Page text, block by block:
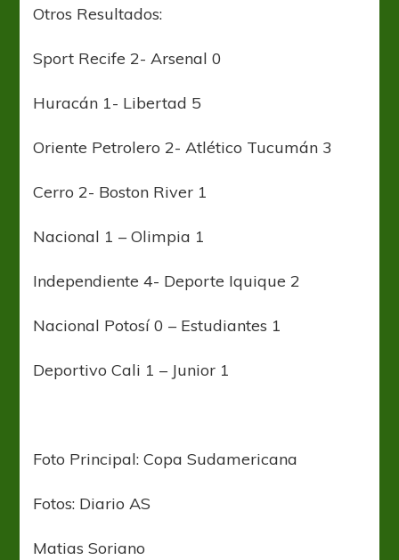
Otros Resultados:
Sport Recife 2- Arsenal 0
Huracán 1- Libertad 5
Oriente Petrolero 2- Atlético Tucumán 3
Cerro 2- Boston River 1
Nacional 1 – Olimpia 1
Independiente 4- Deporte Iquique 2
Nacional Potosí 0 – Estudiantes 1
Deportivo Cali 1 – Junior 1
Foto Principal: Copa Sudamericana
Fotos: Diario AS
Matias Soriano